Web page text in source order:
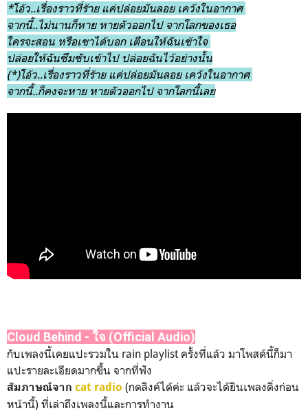
*โอ้ว..เรื่องราวที่ร้าย แค่ปล่อยมันลอย เคว้งในอากาศ
จากนี้..ไม่นานก็หาย หายตัวออกไป จากโลกของเธอ
ใครจะสอน หรือเขาได้บอก เตือนให้ฉันเข้าใจ
ปล่อยให้ฉันซึมซับเข้าไป ปล่อยฉันไว้อย่างนั้น
(*)โอ้ว..เรื่องราวที่ร้าย แค่ปล่อยมันลอย เคว้งในอากาศ
จากนี้..ก็คงจะหาย หายตัวออกไป จากโลกนี้เลย
Cloud Behind - ใจ (Official Audio)
กับเพลงนี้เคยแปะรวมใน rain playlist ครั้งที่แล้ว มาโพสต์นี้ก็มา
แปะรายละเอียดมากขึ้น จากที่ฟัง
สัมภาษณ์จาก cat radio (กดลิงค์ได้ค่ะ แล้วจะได้ยินเพลงดิ่งก่อน
หน้านี้) ที่เล่าถึงเพลงนี้และการทำงาน